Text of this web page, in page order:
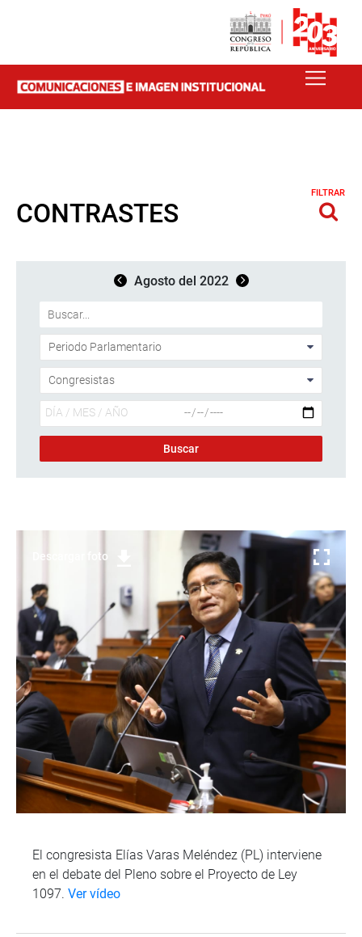
CONTRASTES
FILTRAR
Agosto del 2022
Descargar foto
El congresista Elías Varas Meléndez (PL) interviene
en el debate del Pleno sobre el Proyecto de Ley
1097. Ver vídeo